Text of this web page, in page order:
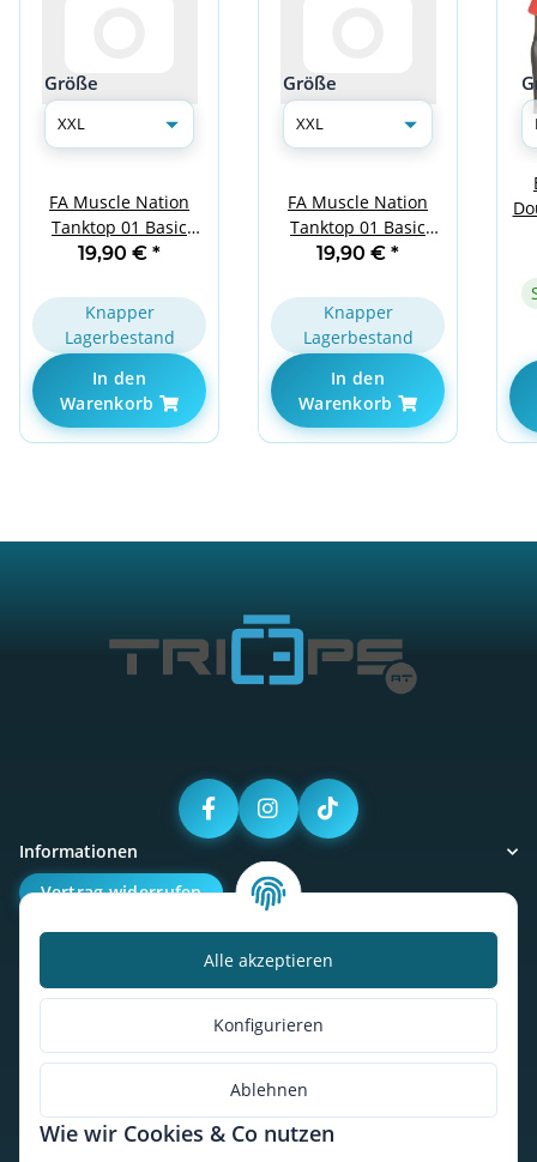
Alle akzeptieren
Konfigurieren
Ablehnen
Wie wir Cookies & Co nutzen
Größe
FA Muscle Nation
Tanktop 01 Basic
Grey XXL
19,90 € *
Knapper
Lagerbestand
In den
Warenkorb
Größe
FA Muscle Nation
Tanktop 01 Basic
White XXL
19,90 € *
Knapper
Lagerbestand
In den
Warenkorb
Informationen
Vertrag widerrufen
Kalorienbedarfsrechner
So findest du uns
* Alle Preise inkl. gesetzlicher USt., zzgl.Versand